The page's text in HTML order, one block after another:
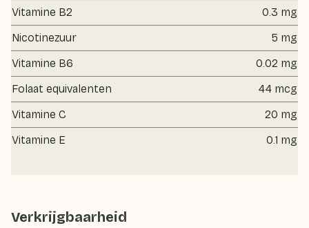
Vitamine B2
0.3 mg
Nicotinezuur
5 mg
Vitamine B6
0.02 mg
Folaat equivalenten
44 mcg
Vitamine C
20 mg
Vitamine E
0.1 mg
Verkrijgbaarheid